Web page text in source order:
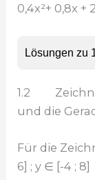
0,4x²+ 0,8x +
Lösungen zu
1.2
und die
Für die
6] ; y ∈ [-4 ; 8]